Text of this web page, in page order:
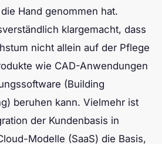
Hand genommen hat.
klargemacht, dass
nicht allein auf der Pflege
wie CAD-Anwendungen
(Building
beruhen kann. Vielmehr ist
der Kundenbasis in
Modelle (SaaS) die Basis,